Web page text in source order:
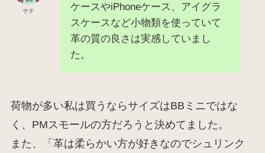
サチ
ケースやiPhoneケース、アイグラ
スケースなど小物類を使っていて
革の質の良さは実感していまし
た。
荷物が多い私は買うならサイズはBBミニではな
く、PMスモールの方だろうと決めてました。
また、「革は柔らかい方が好きなのでシュリンク